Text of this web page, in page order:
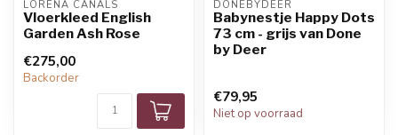
LORENA CANALS
Vloerkleed English
Garden Ash Rose
€275,00
Backorder
DONEBYDEER
Babynestje Happy Dots
73 cm - grijs van Done
by Deer
€79,95
Niet op voorraad